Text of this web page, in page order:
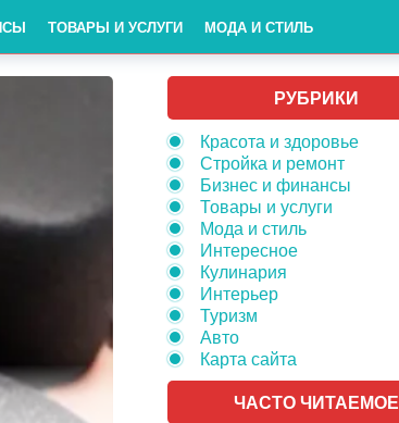
ТОВАРЫ И УСЛУГИ МОДА И СТИЛЬ
РУБРИКИ
Красота и здоровье
Стройка и ремонт
Бизнес и финансы
Товары и услуги
Мода и стиль
Интересное
Кулинария
Интерьер
Туризм
Авто
Карта сайта
ЧАСТО ЧИТАЕМОЕ